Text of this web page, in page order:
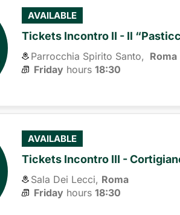
AVAILABLE
Tickets Incontro II - Il
Parrocchia Spirito Santo, Roma
Fridayhours 18:30
AVAILABLE
Tickets Incontro III -
Sala Dei Lecci, Roma
Fridayhours 18:30